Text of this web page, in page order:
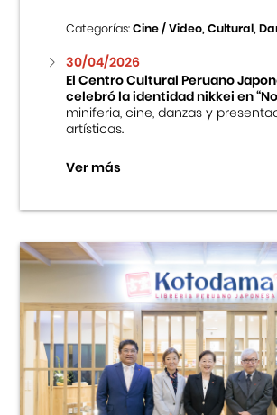
Categorías:Cine / Video, Cultural,
30/04/2026
El Centro Cultural Peruano
celebró la identidad nikkei en
miniferia, cine, danzas y
artísticas.
Ver más